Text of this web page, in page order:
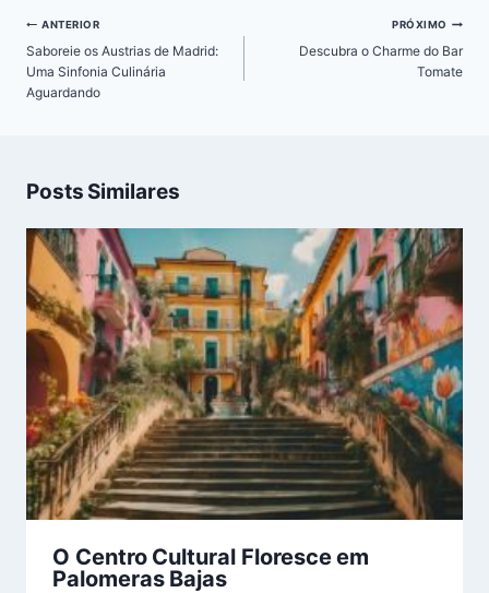
Navegação
de
Post
ANTERIOR
Saboreie os Austrias de Madrid:
Uma Sinfonia Culinária
Aguardando
PRÓXIMO
Descubra o Charme do Bar
Tomate
Posts Similares
O Centro Cultural Floresce em
Palomeras Bajas